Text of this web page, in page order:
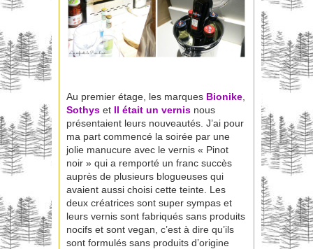
Au premier étage, les marques Bionike
Sothys et Il était un vernis nous
présentaient leurs nouveautés. J’ai pour
ma part commencé la soirée par une
jolie manucure avec le vernis « Pinot
noir » qui a remporté un franc succès
auprès de plusieurs blogueuses qui
avaient aussi choisi cette teinte. Les
deux créatrices sont super sympas et
leurs vernis sont fabriqués sans produits
nocifs et sont vegan, c’est à dire qu’ils
sont formulés sans produits d’origine